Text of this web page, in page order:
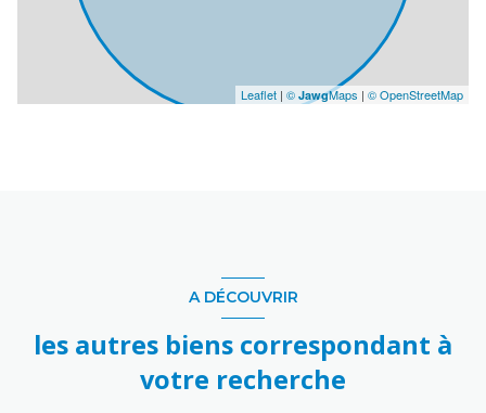
Leaflet | © JawgMaps | © OpenStreetMap
A DÉCOUVRIR
les autres biens correspondant à
votre recherche